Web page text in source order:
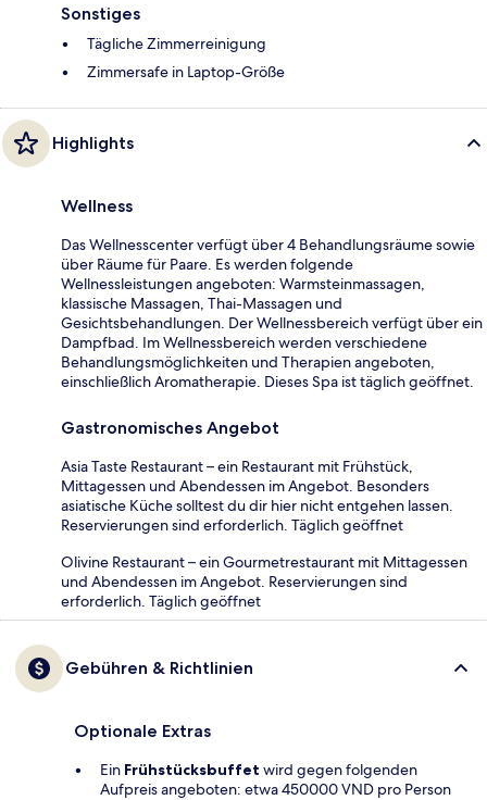
Sonstiges
Tägliche Zimmerreinigung
Zimmersafe in Laptop-Größe
Highlights
Wellness
Das Wellnesscenter verfügt über 4 Behandlungsräume sowie
über Räume für Paare. Es werden folgende
Wellnessleistungen angeboten: Warmsteinmassagen,
klassische Massagen, Thai-Massagen und
Gesichtsbehandlungen. Der Wellnessbereich verfügt über ein
Dampfbad. Im Wellnessbereich werden verschiedene
Behandlungsmöglichkeiten und Therapien angeboten,
einschließlich Aromatherapie. Dieses Spa ist täglich geöffnet.
Gastronomisches Angebot
Asia Taste Restaurant – ein Restaurant mit Frühstück,
Mittagessen und Abendessen im Angebot. Besonders
asiatische Küche solltest du dir hier nicht entgehen lassen.
Reservierungen sind erforderlich. Täglich geöffnet
Olivine Restaurant – ein Gourmetrestaurant mit Mittagessen
und Abendessen im Angebot. Reservierungen sind
erforderlich. Täglich geöffnet
Gebühren & Richtlinien
Optionale Extras
Ein Frühstücksbuffet wird gegen folgenden
Aufpreis angeboten: etwa 450000 VND pro Person